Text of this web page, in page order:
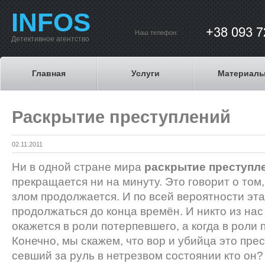
INFOS
Детективное агентство
Главная Услуги
Наш телефон:
Раскрытие преступлений
02.11.2011
Ни в одной стране мира раскрытие
прекращается ни на минуту. Это говорит о
злом продолжается. И по всей вероятности
продолжаться до конца времён. И никто из нас
окажется в роли потерпевшего, а когда в роли
Конечно, мы скажем, что вор и убийца это
севший за руль в нетрезвом состоянии кто